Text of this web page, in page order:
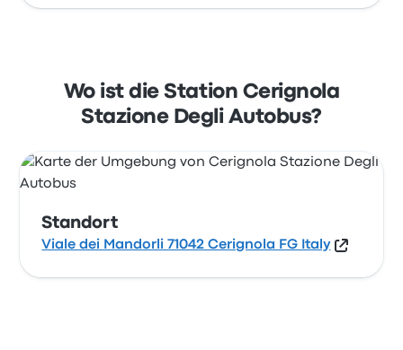
Cerignola FG Italy. Sehen Sie sich den
Standort dieser Bushaltestelle in Cerignola
auf einer Karte an.
Wo ist die Station Cerignola
Stazione Degli Autobus?
Standort
Viale dei Mandorli 71042 Cerignola FG Italy